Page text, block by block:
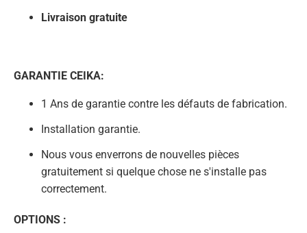
Livraison gratuite
GARANTIE CEIKA:
1 Ans de garantie contre les défauts de fabrication.
Installation garantie.
Nous vous enverrons de nouvelles pièces
gratuitement si quelque chose ne s'installe pas
correctement.
OPTIONS :